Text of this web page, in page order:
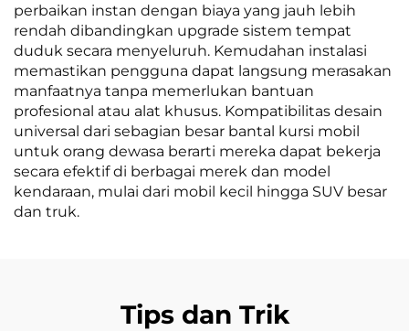
perbaikan instan dengan biaya yang jauh lebih
rendah dibandingkan upgrade sistem tempat
duduk secara menyeluruh. Kemudahan instalasi
memastikan pengguna dapat langsung merasakan
manfaatnya tanpa memerlukan bantuan
profesional atau alat khusus. Kompatibilitas desain
universal dari sebagian besar bantal kursi mobil
untuk orang dewasa berarti mereka dapat bekerja
secara efektif di berbagai merek dan model
kendaraan, mulai dari mobil kecil hingga SUV besar
dan truk.
Tips dan Trik